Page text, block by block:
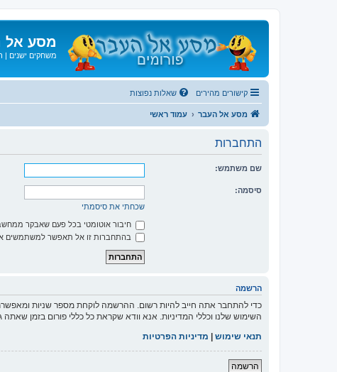
מסע אל
משחקים ישנים |
קישורים מהירים שאלות נפוצות
מסע אל העבר עמוד ראשי
התחברות
שם משתמש:
סיסמה:
שכחתי את סיסמתי
חיבור אוטומטי בכל פעם שאבקר
בהתחברות זו אל תאפשר למשתמשים
הרשמה
כדי להתחבר אתה חייב להיות רשום. ההרשמה לוקחת מספר שניות
השימוש שלנו וכללי המדיניות. אנא וודא שקראת כל כללי פורום בזמן שאתה
תנאי שימוש | מדיניות הפרטיות
הרשמה